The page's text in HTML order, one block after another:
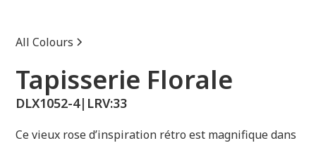
All Colours
Tapisserie Florale
DLX1052-4| LRV:33
Ce vieux rose d’inspiration rétro est magnifique dans